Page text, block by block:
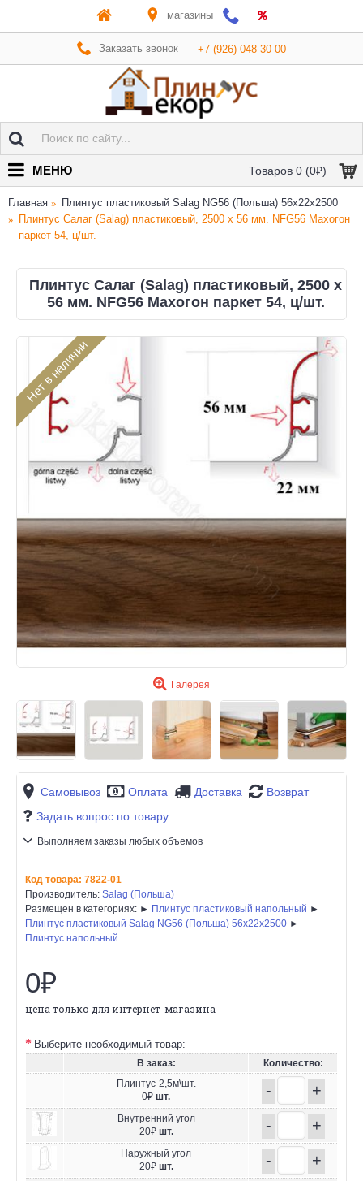
магазины
Заказать звонок +7 (926) 048-30-00
Товаров 0 (0₽)
МЕНЮ
Главная
Плинтус пластиковый Salag NG56 (Польша) 56х22x2500
Плинтус Салаг (Salag) пластиковый, 2500 х 56 мм. NFG56 Махогон
паркет 54, ц/шт.
Плинтус Салаг (Salag) пластиковый, 2500 х
56 мм. NFG56 Махогон паркет 54, ц/шт.
Нет в наличии
Галерея
Самовывоз Оплата Доставка
Возврат
Задать вопрос по товару
Выполняем заказы любых объемов
Код товара: 7822-01
Производитель: Salag (Польша)
Размещен в категориях: ► Плинтус пластиковый напольный ►
Плинтус пластиковый Salag NG56 (Польша) 56х22x2500 ►
Плинтус напольный
0₽
цена только для интернет-магазина
Выберите необходимый товар:
В заказ:
Количество:
Плинтус-2,5м\шт.
0₽ шт. - +
Внутренний угол
20₽ шт. - +
Наружный угол
20₽ шт. - +